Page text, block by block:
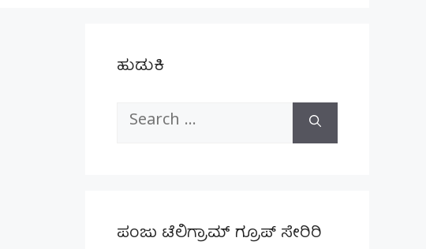
ಹುಡುಕಿ
Search
ಪಂಜು ಟೆಲಿಗ್ರಾಮ್ ಗ್ರೂಪ್ ಸೇರಿರಿ